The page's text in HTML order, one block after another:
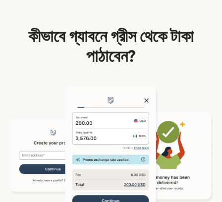
কীভাবে গ্যাবনে গ্রীস থেকে টাকা
পাঠাবেন?